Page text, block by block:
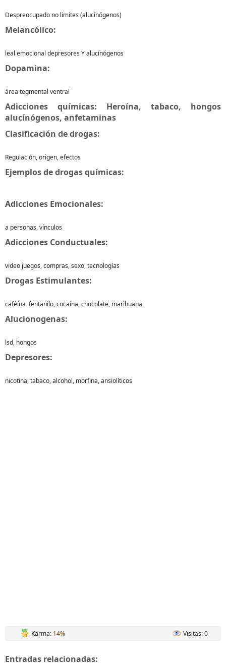
Despreocupado no limites (alucínógenos)
Melancólico:
leal emocional depresores Y alucínógenos
Dopamina:
área tegmental ventral
Adicciones químicas: Heroína, tabaco, hongos
alucínógenos, anfetaminas
Clasificación de drogas:
Regulación, origen, efectos
Ejemplos de drogas químicas:
Adicciones Emocionales:
a personas, vínculos
Adicciones Conductuales:
video juegos, compras, sexo, tecnologías
Drogas Estimulantes:
caféína fentanilo, cocaína, chocolate, marihuana
Alucionogenas:
lsd, hongos
Depresores:
nicotina, tabaco, alcohol, morfina, ansiolíticos
Karma: 14% Visitas: 0
Entradas relacionadas: